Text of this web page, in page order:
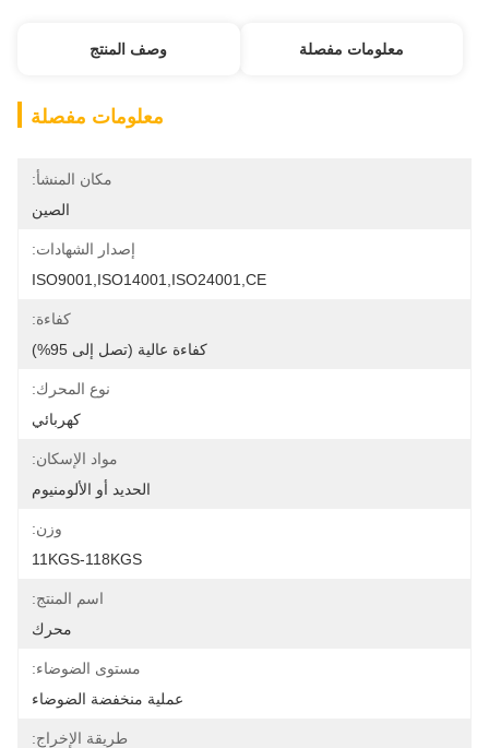
معلومات مفصلة وصف المنتج
معلومات مفصلة
مكان المنشأ:
الصين
إصدار الشهادات:
ISO9001,ISO14001,ISO24001,CE
كفاءة:
كفاءة عالية (تصل إلى 95%)
نوع المحرك:
كهربائي
مواد الإسكان:
الحديد أو الألومنيوم
وزن:
11KGS-118KGS
اسم المنتج:
محرك
مستوى الضوضاء:
عملية منخفضة الضوضاء
طريقة الإخراج: